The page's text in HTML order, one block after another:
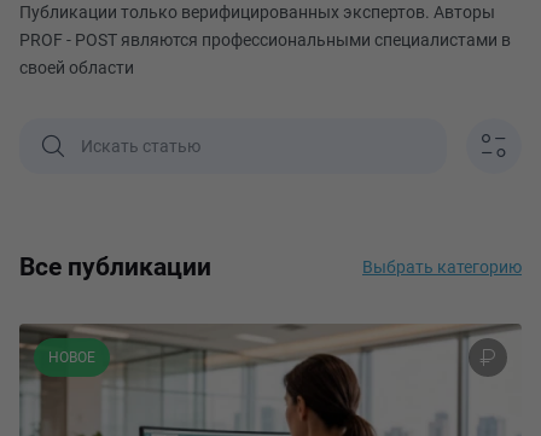
Публикации только верифицированных экспертов. Авторы
PROF - POST являются профессиональными специалистами в
своей области
Все публикации Выбрать категорию
НОВОЕ